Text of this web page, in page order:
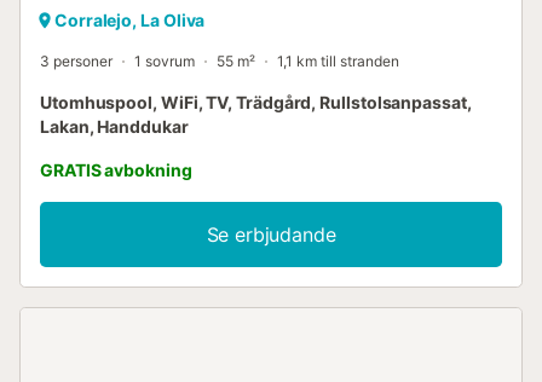
Corralejo, La Oliva
3 personer 1 sovrum 55 m² 1,1 km till stranden
Utomhuspool, WiFi, TV, Trädgård, Rullstolsanpassat,
Lakan, Handdukar
GRATIS avbokning
Se erbjudande